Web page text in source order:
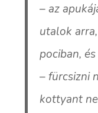
– az
utalok
pociban,
– fürcsizni
kottyant